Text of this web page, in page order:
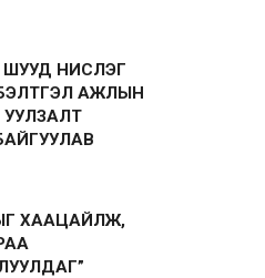
ШУУД НИСЛЭГ
АЖЛЫН
ХААЦАЙЛЖ,